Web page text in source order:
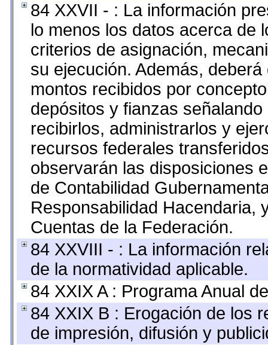
84 XXVII - : La información
lo menos los datos acerca de
criterios de asignación,
su ejecución. Además,
montos recibidos por
depósitos y fianzas
recibirlos, administrarlos y
recursos federales
observarán las disposiciones
de Contabilidad
Responsabilidad Hacendaria,
Cuentas de la Federación.
84 XXVIII - : La información
de la normatividad aplicable.
84 XXIX A : Programa Anual
84 XXIX B : Erogación de los
de impresión, difusión y